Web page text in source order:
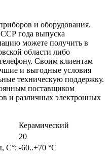
и оборудования.
года выпуска
можете получить в
области либо
Своим клиентам
и выгодные условия
техническую поддержку.
поставщиком
и различных электронных
Керамический
20
С°: -60..+70 °С